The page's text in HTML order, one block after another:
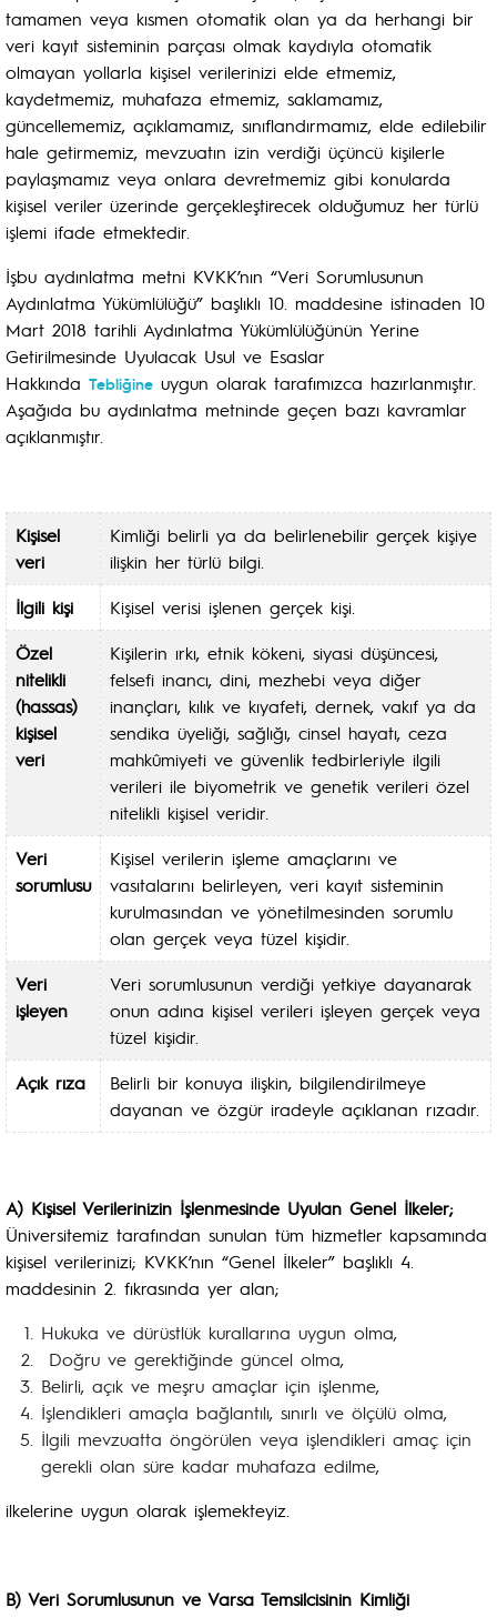
tamamen veya kısmen otomatik olan ya da herhangi bir
veri kayıt sisteminin parçası olmak kaydıyla otomatik
olmayan yollarla kişisel verilerinizi elde etmemiz,
kaydetmemiz, muhafaza etmemiz, saklamamız,
güncellememiz, açıklamamız, sınıflandırmamız, elde edilebilir
hale getirmemiz, mevzuatın izin verdiği üçüncü kişilerle
paylaşmamız veya onlara devretmemiz gibi konularda
kişisel veriler üzerinde gerçekleştirecek olduğumuz her türlü
işlemi ifade etmektedir.
İşbu aydınlatma metni KVKK’nın “Veri Sorumlusunun
Aydınlatma Yükümlülüğü” başlıklı 10. maddesine istinaden 10
Mart 2018 tarihli Aydınlatma Yükümlülüğünün Yerine
Getirilmesinde Uyulacak Usul ve Esaslar
Hakkında Tebliğine uygun olarak tarafımızca hazırlanmıştır.
Aşağıda bu aydınlatma metninde geçen bazı kavramlar
açıklanmıştır.
Kişisel
veri
Kimliği belirli ya da belirlenebilir gerçek kişiye
ilişkin her türlü bilgi.
İlgili kişi
Kişisel verisi işlenen gerçek kişi.
Özel
nitelikli
(hassas)
kişisel
veri
Kişilerin ırkı, etnik kökeni, siyasi düşüncesi,
felsefi inancı, dini, mezhebi veya diğer
inançları, kılık ve kıyafeti, dernek, vakıf ya da
sendika üyeliği, sağlığı, cinsel hayatı, ceza
mahkûmiyeti ve güvenlik tedbirleriyle ilgili
verileri ile biyometrik ve genetik verileri özel
nitelikli kişisel veridir.
Veri
sorumlusu
Kişisel verilerin işleme amaçlarını ve
vasıtalarını belirleyen, veri kayıt sisteminin
kurulmasından ve yönetilmesinden sorumlu
olan gerçek veya tüzel kişidir.
Veri
işleyen
Veri sorumlusunun verdiği yetkiye dayanarak
onun adına kişisel verileri işleyen gerçek veya
tüzel kişidir.
Açık rıza
Belirli bir konuya ilişkin, bilgilendirilmeye
dayanan ve özgür iradeyle açıklanan rızadır.
A) Kişisel Verilerinizin İşlenmesinde Uyulan Genel İlkeler;
Üniversitemiz tarafından sunulan tüm hizmetler kapsamında
kişisel verilerinizi; KVKK’nın “Genel İlkeler” başlıklı 4.
maddesinin 2. fıkrasında yer alan;
Hukuka ve dürüstlük kurallarına uygun olma,
Doğru ve gerektiğinde güncel olma,
Belirli, açık ve meşru amaçlar için işlenme,
İşlendikleri amaçla bağlantılı, sınırlı ve ölçülü olma,
İlgili mevzuatta öngörülen veya işlendikleri amaç için
gerekli olan süre kadar muhafaza edilme,
ilkelerine uygun olarak işlemekteyiz.
B) Veri Sorumlusunun ve Varsa Temsilcisinin Kimliği